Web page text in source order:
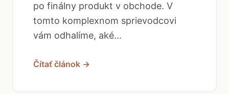
po finálny produkt v obchode. V
tomto komplexnom sprievodcovi
vám odhalíme, aké...
Čítať článok →